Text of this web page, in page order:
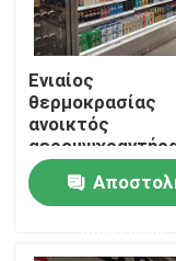
Σπίτι
Προϊόντα
Βίντεο
Ενιαίος
θερμοκρασίας
ανοικτός
γραφείου
πιό ψυχρός